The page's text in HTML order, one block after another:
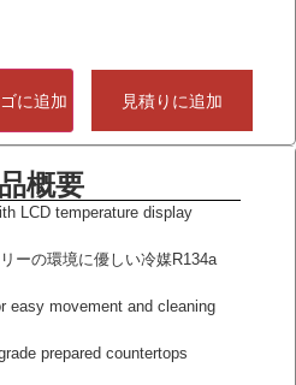
に追加 見積りに追加
概要
LCD temperature display
ーの環境に優しい冷媒R134a
easy movement and cleaning
prepared countertops